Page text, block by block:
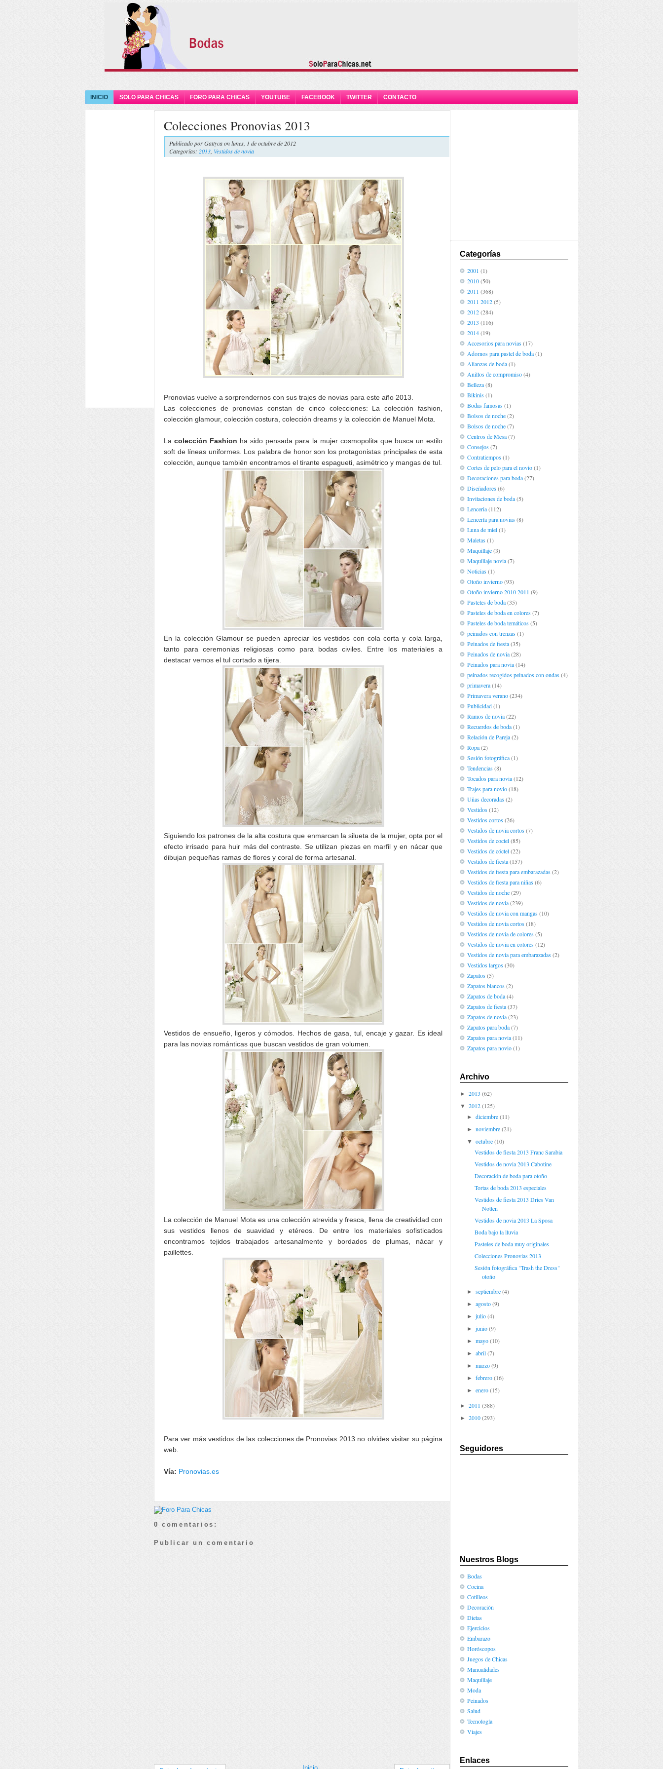
INICIO SOLO PARA CHICAS FORO PARA CHICAS YOUTUBE FACEBOOK TWITTER CONTACTO
Colecciones Pronovias 2013
Publicado porGattycaon lunes, 1 de octubre de 2012
Categorías: 2013 Vestidos de novia
Pronovias vuelve a sorprendernos con sus trajes de novias para este año 2013.
Las colecciones de pronovias constan de cinco colecciones: La colección fashion,
colección glamour, colección costura, colección dreams y la colección de Manuel Mota.
Lacolección Fashion ha sido pensada para la mujer cosmopolita que busca un estilo
soft de líneas uniformes. Los palabra de honor son los protagonistas principales de esta
colección, aunque también encontramos el tirante espagueti, asimétrico y mangas de tul.
En la colección Glamour se pueden apreciar los vestidos con cola corta y cola larga,
tanto para ceremonias religiosas como para bodas civiles. Entre los materiales a
destacar vemos el tul cortado a tijera.
Siguiendo los patrones de la alta costura que enmarcan la silueta de la mujer, opta por el
efecto irrisado para huir más del contraste. Se utilizan piezas en marfil y en nácar que
dibujan pequeñas ramas de flores y coral de forma artesanal.
Vestidos de ensueño, ligeros y cómodos. Hechos de gasa, tul, encaje y gazar. Es ideal
para las novias románticas que buscan vestidos de gran volumen.
La colección de Manuel Mota es una colección atrevida y fresca, llena de creatividad con
sus vestidos llenos de suavidad y etéreos. De entre los materiales sofisticados
encontramos tejidos trabajados artesanalmente y bordados de plumas, nácar y
paillettes.
Para ver más vestidos de las colecciones de Pronovias 2013 no olvides visitar su página
web.
Vía: Pronovias.es
0 comentarios:
Publicar un comentario
Categorías
2001 (1)
2010(50)
2011 (368)
2011 2012(5)
2012(284)
2013 (116)
2014(19)
Accesorios para novias(17)
Adornos para pastel de boda(1)
Alianzas de boda(1)
Anillos de compromiso(4)
Belleza(8)
Bikinis(1)
Bodas famosas(1)
Bolsos de noche(2)
Bolsos de noche(7)
Centros de Mesa(7)
Consejos(7)
Contratiempos(1)
Cortes de pelo para el novio(1)
Decoraciones para boda(27)
Diseñadores(6)
Invitaciones de boda(5)
Lenceria(112)
Lencería para novias(8)
Luna de miel(1)
Maletas(1)
Maquillaje(3)
Maquillaje novia(7)
Noticias(1)
Otoño invierno(93)
Otoño invierno 2010 2011 (9)
Pasteles de boda(35)
Pasteles de boda en colores(7)
Pasteles de boda temáticos(5)
peinados con trenzas(1)
Peinados de fiesta(35)
Peinados de novia(28)
Peinados para novia(14)
peinados recogidos peinados con ondas(4)
primavera(14)
Primavera verano(234)
Publicidad(1)
Ramos de novia(22)
Recuerdos de boda(1)
Relación de Pareja(2)
Ropa(2)
Sesión fotográfica(1)
Tendencias(8)
Tocados para novia(12)
Trajes para novio(18)
Uñas decoradas(2)
Vestidos(12)
Vestidos cortos(26)
Vestidos de novia cortos(7)
Vestidos de coctel(85)
Vestidos de cóctel(22)
Vestidos de fiesta(157)
Vestidos de fiesta para embarazadas(2)
Vestidos de fiesta para niñas(6)
Vestidos de noche(29)
Vestidos de novia(239)
Vestidos de novia con mangas(10)
Vestidos de novia cortos(18)
Vestidos de novia de colores(5)
Vestidos de novia en colores(12)
Vestidos de novia para embarazadas(2)
Vestidos largos(30)
Zapatos(5)
Zapatos blancos(2)
Zapatos de boda(4)
Zapatos de fiesta(37)
Zapatos de novia(23)
Zapatos para boda(7)
Zapatos para novia(11)
Zapatos para novio(1)
Archivo
► 2013 (62)
▼ 2012(125)
►diciembre (11)
►noviembre (21)
▼octubre (10)
Vestidos de fiesta 2013 Franc Sarabia
Vestidos de novia 2013 Cabotine
Decoración de boda para otoño
Tortas de boda 2013 especiales
Vestidos de fiesta 2013 Dries Van
Notten
Vestidos de novia 2013 La Sposa
Boda bajo la lluvia
Pasteles de boda muy originales
Colecciones Pronovias 2013
Sesión fotográfica "Trash the Dress"
otoño
►septiembre (4)
►agosto (9)
►julio (4)
►junio (9)
►mayo (10)
►abril (7)
►marzo (9)
►febrero (16)
►enero (15)
► 2011 (388)
► 2010(293)
Seguidores
Nuestros Blogs
Bodas
Cocina
Cotilleos
Decoración
Dietas
Ejercicios
Embarazo
Horóscopos
Juegos de Chicas
Manualidades
Maquillaje
Moda
Peinados
Salud
Tecnología
Viajes
Enlaces